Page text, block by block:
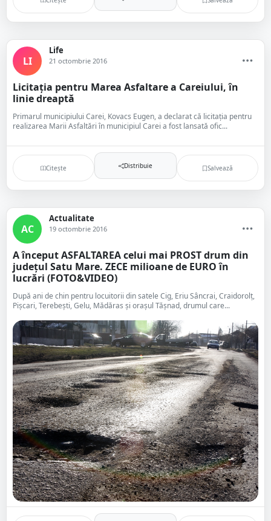
LI
Life
21 octombrie 2016
Licitația pentru Marea Asfaltare a Careiului, în
linie dreaptă
Primarul municipiului Carei, Kovacs Eugen, a declarat că licitația pentru
realizarea Marii Asfaltări în municipiul Carei a fost lansată ofic...
Citește Distribuie Salvează
AC
Actualitate
19 octombrie 2016
A început ASFALTAREA celui mai PROST drum din
județul Satu Mare. ZECE milioane de EURO în
lucrări (FOTO&VIDEO)
După ani de chin pentru locuitorii din satele Cig, Eriu Sâncrai, Craidorolţ,
Pişcari, Terebeşti, Gelu, Mădăras și orașul Tășnad, drumul care...